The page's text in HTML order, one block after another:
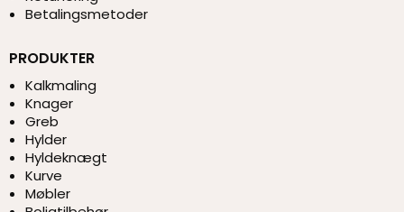
Betalingsmetoder
PRODUKTER
Kalkmaling
Knager
Greb
Hylder
Hyldeknægt
Kurve
Møbler